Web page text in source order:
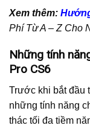
Xem thêm:
Phí Từ A – Z Cho
Những tính
Pro CS6
Trước khi bắt đầu
những tính năng
thác tối đa tiềm